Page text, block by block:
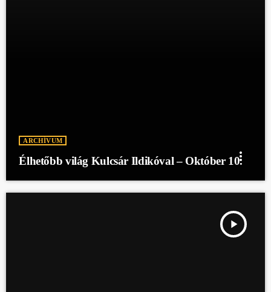
ARCHÍVUM
Élhetőbb világ Kulcsár Ildikóval – Október 10.
more_vert
ÉLHETŐBB VILÁG KULCSÁR ILDIKÓVAL - OKTÓBER 3.
play_arrow